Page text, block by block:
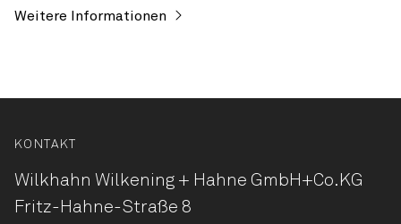
Weitere Informationen
KONTAKT
Wilkhahn Wilkening + Hahne GmbH+Co.KG
Fritz-Hahne-Straße 8